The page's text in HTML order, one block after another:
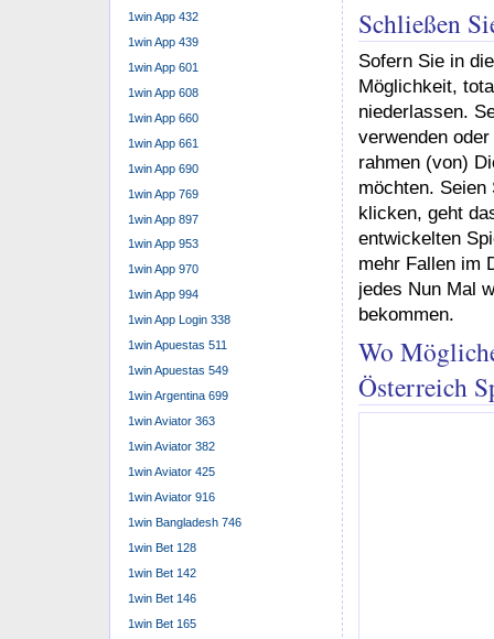
Schließen
Sofern Sie in
Möglichkeit,
niederlassen.
verwenden
rahmen (von)
möchten. Seien
klicken, geht
entwickelten
mehr Fallen im
jedes Nun Mal
bekommen.
Wo
Österreich
1win App 432
1win App 439
1win App 601
1win App 608
1win App 660
1win App 661
1win App 690
1win App 769
1win App 897
1win App 953
1win App 970
1win App 994
1win App Login 338
1win Apuestas 511
1win Apuestas 549
1win Argentina 699
1win Aviator 363
1win Aviator 382
1win Aviator 425
1win Aviator 916
1win Bangladesh 746
1win Bet 128
1win Bet 142
1win Bet 146
1win Bet 165